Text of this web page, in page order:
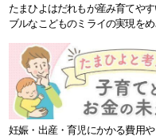
たまひよはだれもが産み育てや
ブルなこどものミライの実現を
妊娠・出産・育児にかかる費用